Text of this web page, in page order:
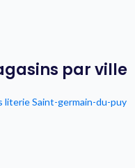
par ville
literie Saint-germain-du-puy